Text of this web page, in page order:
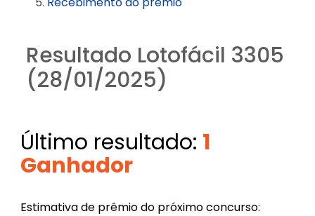
Resultado Lotofácil 3305
(28/01/2025)
Último resultado: 1
Ganhador
Estimativa de prêmio do próximo concurso: